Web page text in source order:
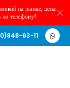
на рынке, цена
по телефону!
63-11